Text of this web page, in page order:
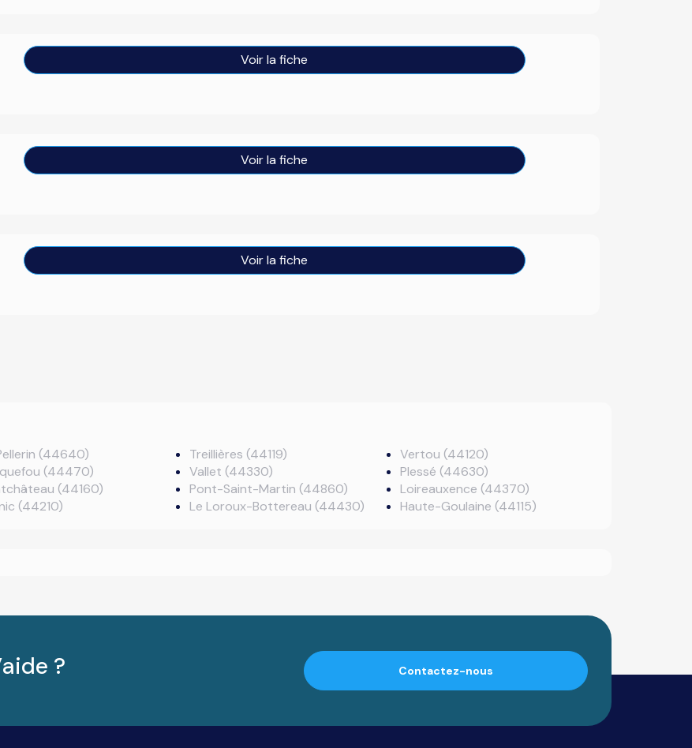
Voir la fiche
Voir la fiche
Voir la fiche
(44640)
(44470)
(44160)
(44210)
Treillières (44119)
Vallet (44330)
Pont-Saint-Martin (44860)
Le Loroux-Bottereau (44430)
Vertou (44120)
Plessé (44630)
Loireauxence (44370)
Haute-Goulaine (44115)
? Contactez-nous